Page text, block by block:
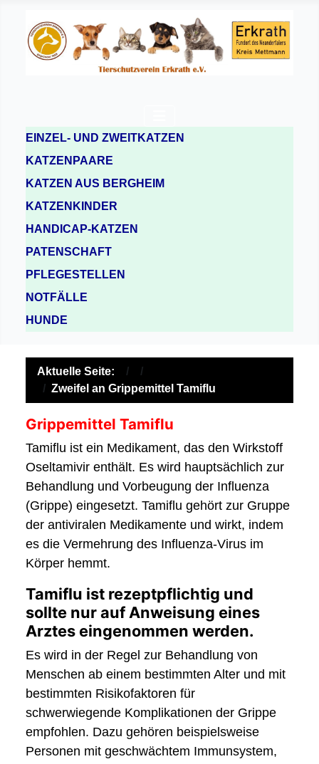
EINZEL- UND ZWEITKATZEN
KATZENPAARE
KATZEN AUS BERGHEIM
KATZENKINDER
HANDICAP-KATZEN
PATENSCHAFT
PFLEGESTELLEN
NOTFÄLLE
HUNDE
Aktuelle Seite:
Zweifel an Grippemittel Tamiflu
Grippemittel Tamiflu
Tamiflu ist ein Medikament, das den Wirkstoff
Oseltamivir enthält. Es wird hauptsächlich zur
Behandlung und Vorbeugung der Influenza
(Grippe) eingesetzt. Tamiflu gehört zur Gruppe
der antiviralen Medikamente und wirkt, indem
es die Vermehrung des Influenza-Virus im
Körper hemmt.
Tamiflu ist rezeptpflichtig und
sollte nur auf Anweisung eines
Arztes eingenommen werden.
Es wird in der Regel zur Behandlung von
Menschen ab einem bestimmten Alter und mit
bestimmten Risikofaktoren für
schwerwiegende Komplikationen der Grippe
empfohlen. Dazu gehören beispielsweise
Personen mit geschwächtem Immunsystem,